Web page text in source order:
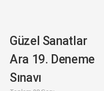
Güzel Sanatlar
Ara 19. Deneme
Sınavı